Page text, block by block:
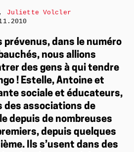
prévenus, dans le numéro
nous allions
des gens à qui tendre
! Estelle, Antoine et
sociale et éducateurs,
des associations de
depuis de nombreuses
depuis quelques
Ils s’usent dans des
, Juliette Volcler